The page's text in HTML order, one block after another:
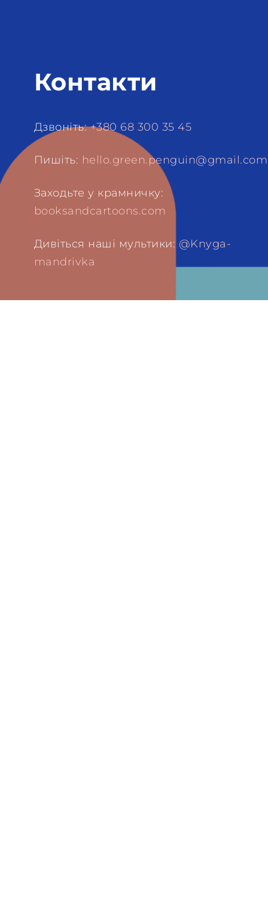
Контакти
Дзвоніть:+380 68 300 35 45
Пишіть: hello.green.penguin@gmail.com
Заходьте у крамничку:
booksandcartoons.com
Дивіться наші мультики: @Knyga-
mandrivka